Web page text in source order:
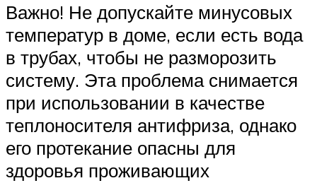
Важно! Не допускайте минусовых
температур в доме, если есть вода
в трубах, чтобы не разморозить
систему. Эта проблема снимается
при использовании в качестве
теплоносителя антифриза, однако
его протекание опасны для
здоровья проживающих